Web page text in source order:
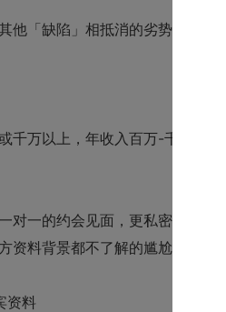
他「缺陷」相抵消的劣势。所以
千万以上，年收入百万-千万以
对一的约会见面，更私密，沟通
资料背景都不了解的尴尬，这是
资料